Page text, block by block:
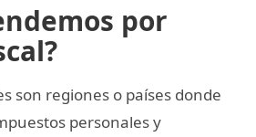
por
son regiones o países donde
personales y